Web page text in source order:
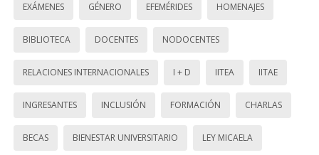
EXÁMENES GÉNERO EFEMÉRIDES HOMENAJES
BIBLIOTECA DOCENTES NODOCENTES
RELACIONES INTERNACIONALES I + D IITEA IITAE
INGRESANTES INCLUSIÓN FORMACIÓN CHARLAS
BECAS BIENESTAR UNIVERSITARIO LEY MICAELA